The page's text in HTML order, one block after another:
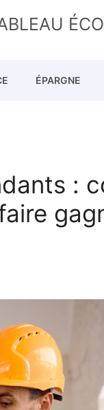
ÉPARGNE
: